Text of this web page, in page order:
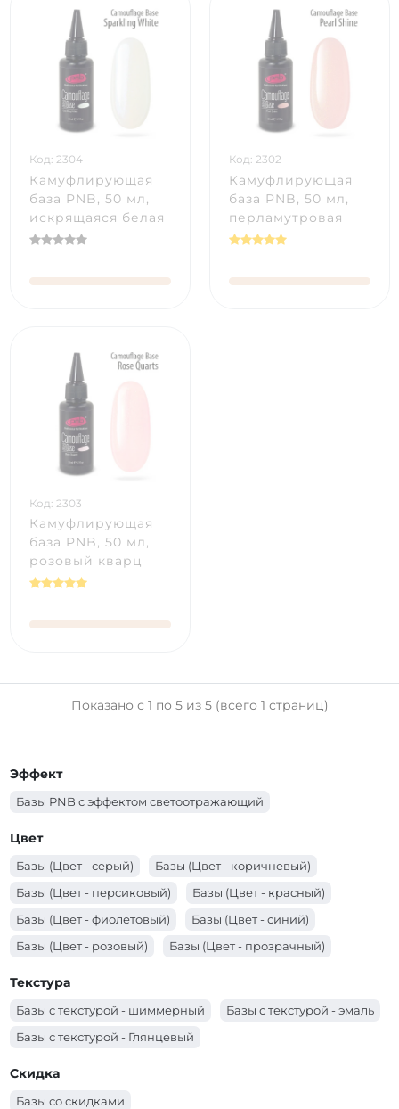
Код: 2304
Камуфлирующая
база PNB, 50 мл,
искрящаяся белая
Код: 2302
Камуфлирующая
база PNB, 50 мл,
перламутровая
Код: 2303
Камуфлирующая
база PNB, 50 мл,
розовый кварц
Показано с 1 по 5 из 5 (всего 1 страниц)
Эффект
Базы PNB с эффектом светоотражающий
Цвет
Базы (Цвет - серый)
Базы (Цвет - коричневый)
Базы (Цвет - персиковый)
Базы (Цвет - красный)
Базы (Цвет - фиолетовый)
Базы (Цвет - синий)
Базы (Цвет - розовый)
Базы (Цвет - прозрачный)
Текстура
Базы с текстурой - шиммерный
Базы с текстурой - эмаль
Базы с текстурой - Глянцевый
Скидка
Базы со скидками